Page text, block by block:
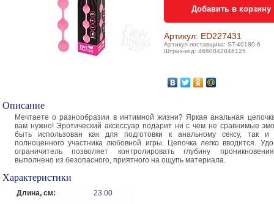
Добавить в корзину
Артикул: ED227431
Артикул поставщика: ST-40180-6
Штрих-код: 4660042846125
Описание
Мечтаете о разнообразии в интимной жизни? Яркая анальная
вам нужно! Эротический аксессуар подарит ни с чем не сравнимые
быть использован как для подготовки к анальному сексу, так и
полноценного участника любовной игры. Цепочка легко вводится.
ограничитель позволяет контролировать глубину
выполнено из безопасного, приятного на ощупь материала.
Характеристики
Длина, см:
23.00